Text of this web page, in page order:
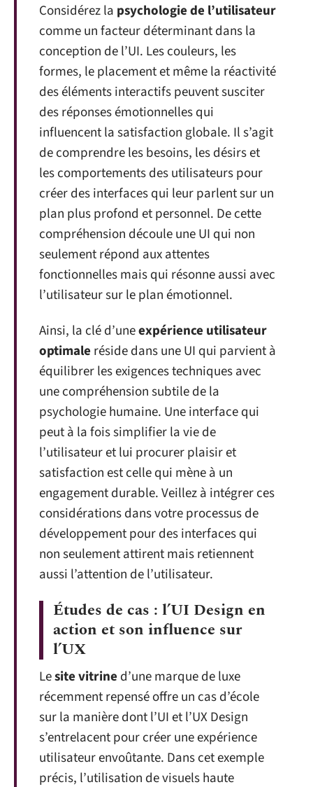
Considérez la psychologie de l’utilisateur
comme un facteur déterminant dans la
conception de l’UI. Les couleurs, les
formes, le placement et même la réactivité
des éléments interactifs peuvent susciter
des réponses émotionnelles qui
influencent la satisfaction globale. Il s’agit
de comprendre les besoins, les désirs et
les comportements des utilisateurs pour
créer des interfaces qui leur parlent sur un
plan plus profond et personnel. De cette
compréhension découle une UI qui non
seulement répond aux attentes
fonctionnelles mais qui résonne aussi avec
l’utilisateur sur le plan émotionnel.
Ainsi, la clé d’uneexpérience utilisateur
optimale réside dans une UI qui parvient à
équilibrer les exigences techniques avec
une compréhension subtile de la
psychologie humaine. Une interface qui
peut à la fois simplifier la vie de
l’utilisateur et lui procurer plaisir et
satisfaction est celle qui mène à un
engagement durable. Veillez à intégrer ces
considérations dans votre processus de
développement pour des interfaces qui
non seulement attirent mais retiennent
aussi l’attention de l’utilisateur.
Études de cas : l’UI Design en
action et son influence sur
l’UX
Lesite vitrine d’une marque de luxe
récemment repensé offre un cas d’école
sur la manière dont l’UI et l’UX Design
s’entrelacent pour créer une expérience
utilisateur envoûtante. Dans cet exemple
précis, l’utilisation de visuels haute